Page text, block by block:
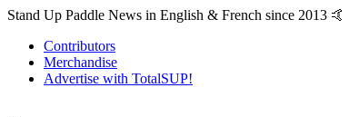
Stand Up Paddle News in English & French since 2013 🤙
Contributors
Merchandise
Advertise with TotalSUP!